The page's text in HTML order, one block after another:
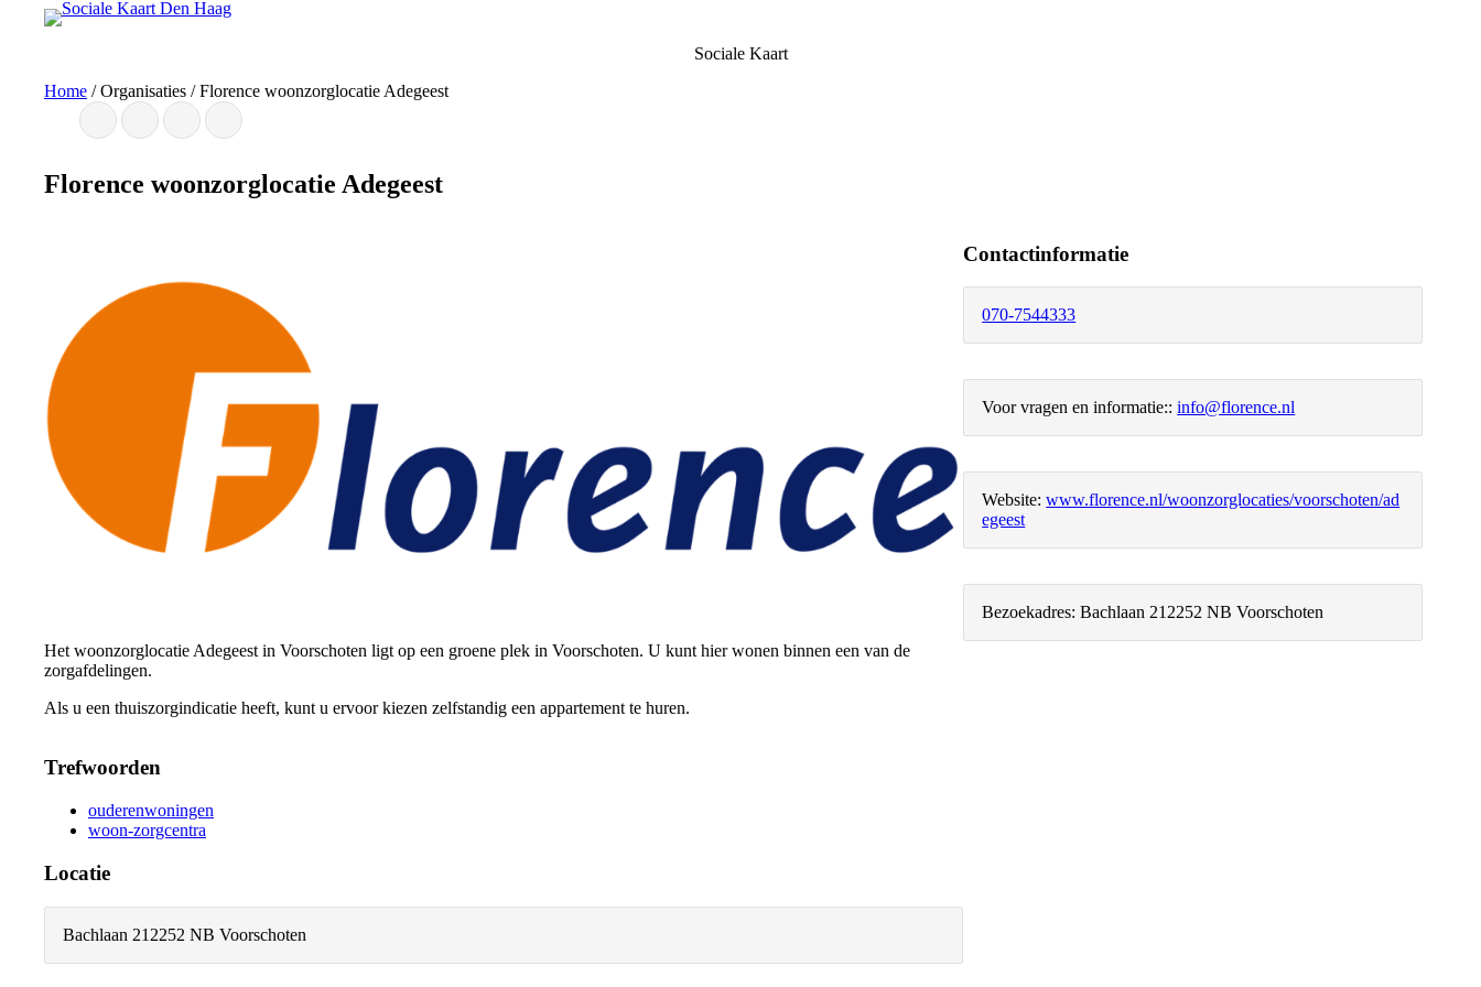
Sociale Kaart
Home /Organisaties /Florence woonzorglocatie Adegeest
Florence woonzorglocatie Adegeest
Het woonzorglocatie Adegeest in Voorschoten ligt op een groene plek in Voorschoten. U kunt hier wonen binnen een van de
zorgafdelingen.
Als u een thuiszorgindicatie heeft, kunt u ervoor kiezen zelfstandig een appartement te huren.
Trefwoorden
ouderenwoningen
woon-zorgcentra
Locatie
Bachlaan 21 2252 NB Voorschoten
Contactinformatie
070-7544333
Voor vragen en informatie:: info@florence.nl
Website: www.florence.nl/woonzorglocaties/voorschoten/ad
egeest
Bezoekadres: Bachlaan 21 2252 NB Voorschoten